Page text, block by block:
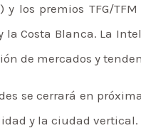
y los premios TFG/
la Costa Blanca. La
de mercados y
se cerrará en
y la ciudad vertical.